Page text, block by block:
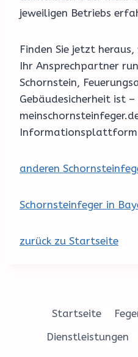
jeweiligen Betriebs
Finden Sie jetzt
Ihr Ansprechpartner
Schornstein,
Gebäudesicherheit ist
Informationsplattform
anderen
Schornsteinfeger in
zurück zu Startseite
Startseite
Dienstleistungen